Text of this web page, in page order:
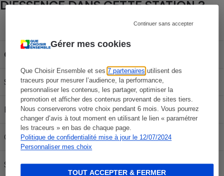
Gérer mes cookies
Que Choisir Ensemble et ses7 partenaires utilisent des
traceurs pour mesurer l’audience, la performance,
personnaliser les contenus, les partager, optimiser la
promotion et afficher des contenus provenant de sites tiers.
Nous conserverons votre choix pendant 6 mois. Vous pourrez
changer d’avis à tout moment en utilisant le lien « paramétrer
les traceurs » en bas de chaque page.
Politique de confidentialité mise à jour le 12/07/2024
Personnaliser mes choix
Continuer sans accepter
TOUT ACCEPTER & FERMER
D'ESSENCE DANS CETTE STATION ?
Capacité du réservoir
Carburant
SP 95-E10 55,26 € 92,10 €
E85 23,70 € 39,50 € 55,30 €
Gazole 61,44 € 102,40 €
SP95 59,82 € 99,70 € 139,58 €